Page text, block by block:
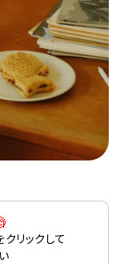
リックして